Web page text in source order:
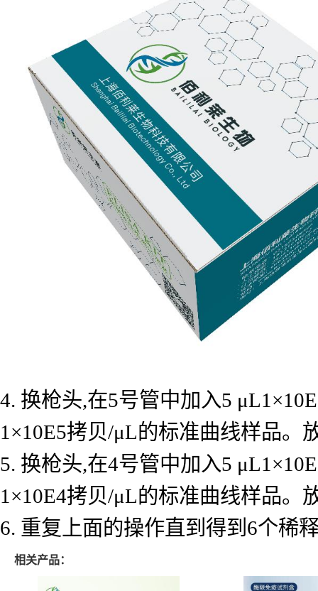
4. 换枪头,在5号管中加入5
1×10E5拷贝/μL的标准曲线样品。
5. 换枪头,在4号管中加入5
1×10E4拷贝/μL的标准曲线样品。
6. 重复上面的操作直到得到6个稀
相关产品：